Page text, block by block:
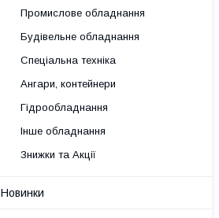
Промислове обладнання
Будівельне обладнання
Спеціальна техніка
Ангари, контейнери
Гідрообладнання
Інше обладнання
Знижки та Акції
Новинки